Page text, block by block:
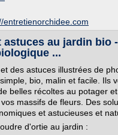
entretienorchidee.com
astuces au jardin bio
...
des astuces illustrées de
bio, malin et facile. Ils
belles récoltes au potager
massifs de fleurs. Des
et astucieuses et
d'ortie au jardin :